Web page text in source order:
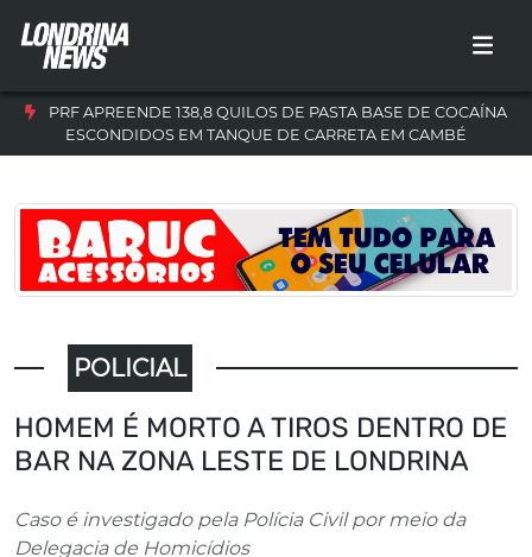
PRF APREENDE 138,8 QUILOS DE PASTA BASE DE COCAÍNA
ESCONDIDOS EM TANQUE DE CARRETA EM CAMBÉ
POLICIAL
HOMEM É MORTO A TIROS DENTRO DE
BAR NA ZONA LESTE DE LONDRINA
Caso é investigado pela Polícia Civil por meio da
Delegacia de Homicídios